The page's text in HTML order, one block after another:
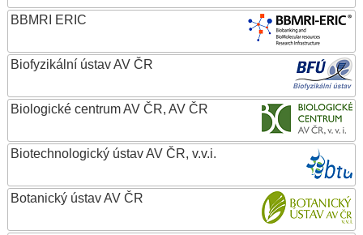
BBMRI ERIC
Biofyzikální ústav AV ČR
Biologické centrum AV ČR, AV ČR
Biotechnologický ústav AV ČR, v.v.i.
Botanický ústav AV ČR